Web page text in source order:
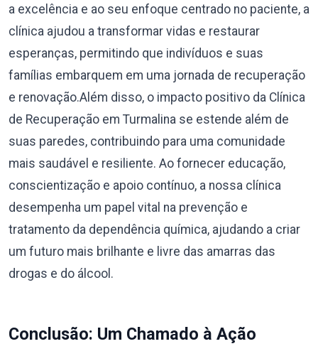
a excelência e ao seu enfoque centrado no paciente, a
clínica ajudou a transformar vidas e restaurar
esperanças, permitindo que indivíduos e suas
famílias embarquem em uma jornada de recuperação
e renovação.Além disso, o impacto positivo da Clínica
de Recuperação em Turmalina se estende além de
suas paredes, contribuindo para uma comunidade
mais saudável e resiliente. Ao fornecer educação,
conscientização e apoio contínuo, a nossa clínica
desempenha um papel vital na prevenção e
tratamento da dependência química, ajudando a criar
um futuro mais brilhante e livre das amarras das
drogas e do álcool.
Conclusão: Um Chamado à Ação